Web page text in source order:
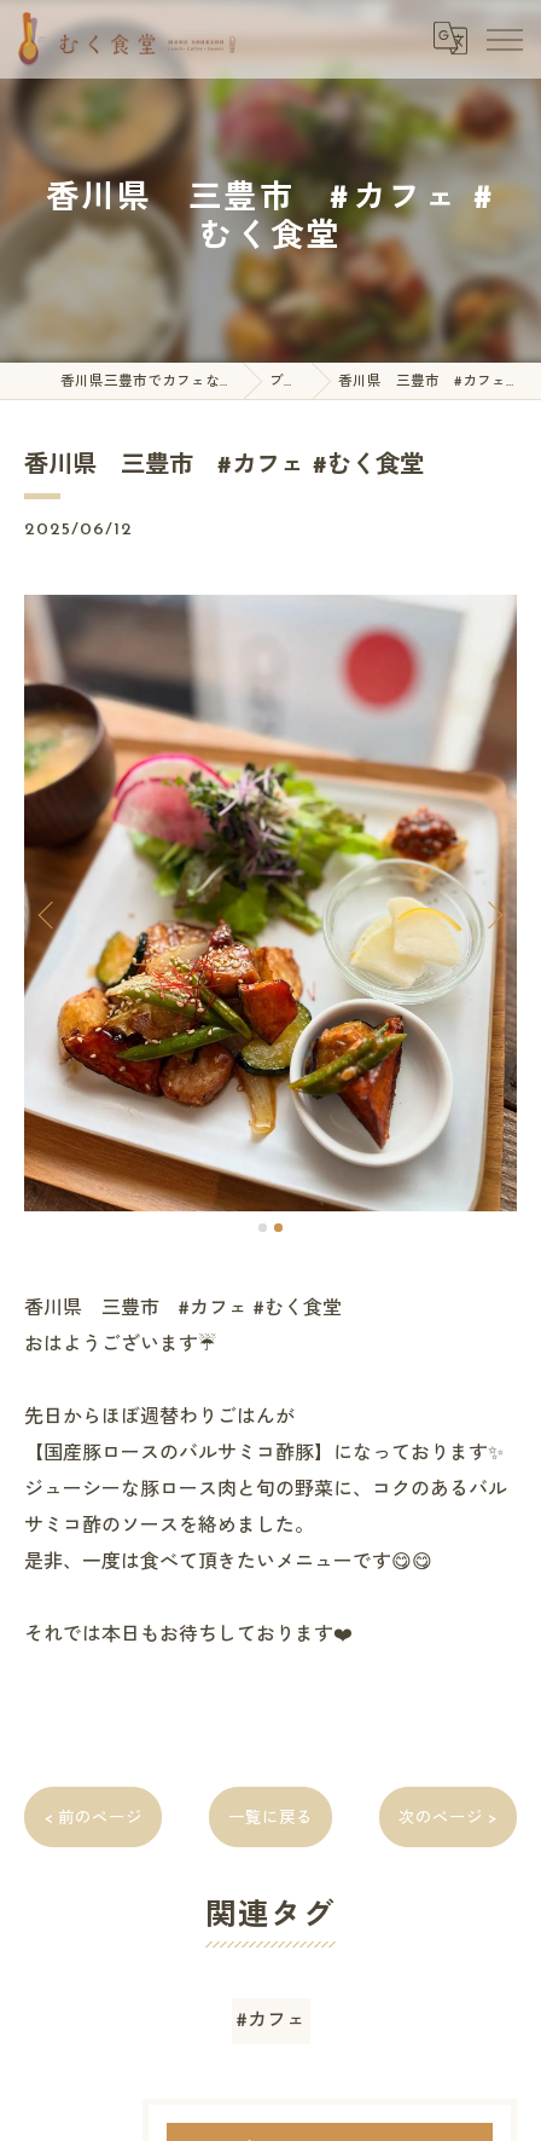
香川県 三豊市 #カフェ #
むく食堂
香川県三豊市でカフェならむく食堂 ブログ 香川県 三豊市 #カフェ #むく食堂
香川県 三豊市 #カフェ #むく食堂
2025/06/12
香川県 三豊市 #カフェ #むく食堂
おはようございます☔️
先日からほぼ週替わりごはんが
【国産豚ロースのバルサミコ酢豚】になっております✨
ジューシーな豚ロース肉と旬の野菜に、コクのあるバル
サミコ酢のソースを絡めました。
是非、一度は食べて頂きたいメニューです😋😋
それでは本日もお待ちしております❤️
< 前のページ 一覧に戻る 次のページ >
関連タグ
#カフェ